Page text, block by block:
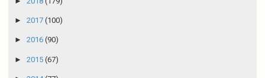
► 2017 (100)
► 2016 (90)
► 2015 (67)